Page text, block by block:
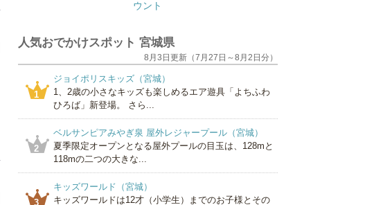
人気おでかけスポット 宮城県
8月3日更新（7月27日～8月2日分）
1
ジョイポリスキッズ（宮城）
1、2歳の小さなキッズも楽しめるエア遊具「よちふわ
ひろば」新登場。 さら...
2
ベルサンピアみやぎ泉 屋外レジャープール（宮城）
夏季限定オープンとなる屋外プールの目玉は、128mと
118mの二つの大きな...
3
キッズワールド（宮城）
キッズワールドは12才（小学生）までのお子様とその